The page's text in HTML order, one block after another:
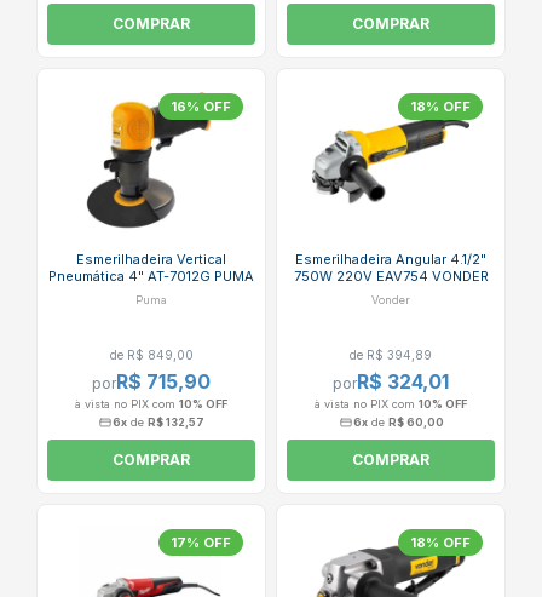
COMPRAR COMPRAR
16% OFF
Esmerilhadeira Vertical
Pneumática 4" AT-7012G PUMA
Puma
de R$ 849,00
porR$ 715,90
à vista no PIX com 10% OFF
6x de R$ 132,57
COMPRAR
18% OFF
Esmerilhadeira Angular 4.1/2"
750W 220V EAV754 VONDER
Vonder
de R$ 394,89
porR$ 324,01
à vista no PIX com 10% OFF
6xde R$ 60,00
COMPRAR
17% OFF 18% OFF